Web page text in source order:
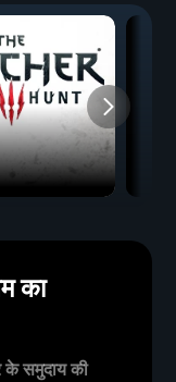
का
के समुदाय की